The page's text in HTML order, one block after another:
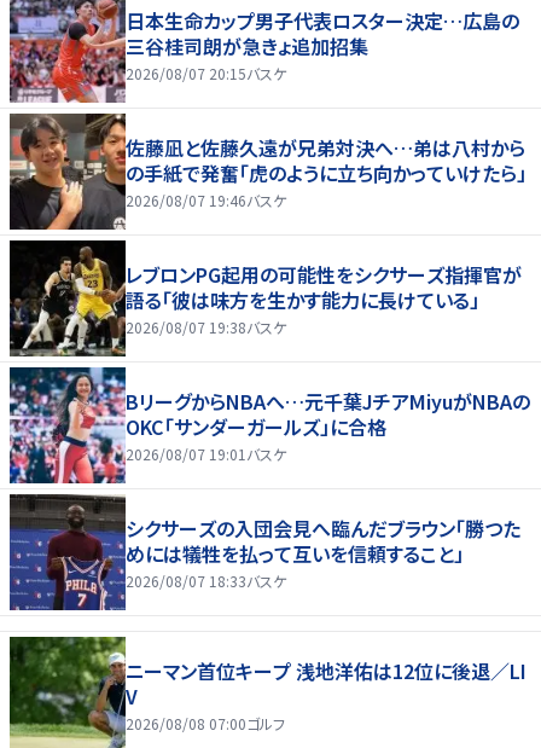
日本生命カップ男子代表ロスター決定…広島の
三谷桂司朗が急きょ追加招集
2026/08/07 20:15バスケ
佐藤凪と佐藤久遠が兄弟対決へ…弟は八村から
の手紙で発奮「虎のように立ち向かっていけたら」
2026/08/07 19:46バスケ
レブロンPG起用の可能性をシクサーズ指揮官が
語る「彼は味方を生かす能力に長けている」
2026/08/07 19:38バスケ
BリーグからNBAへ…元千葉JチアMiyuがNBAの
OKC「サンダーガールズ」に合格
2026/08/07 19:01 バスケ
シクサーズの入団会見へ臨んだブラウン「勝つた
めには犠牲を払って互いを信頼すること」
2026/08/07 18:33バスケ
ニーマン首位キープ 浅地洋佑は12位に後退／LI
V
2026/08/08 07:00ゴルフ